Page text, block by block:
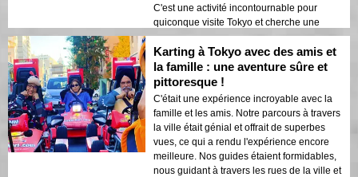
C'est une activité incontournable pour
quiconque visite Tokyo et cherche une
manière unique et excitante d'explorer la
ville. La combinaison de vues
époustouflantes, de karting palpitant et de
conseils d'experts a rendu cette expérience
inoubliable. Nous recommandons vivement
cette visite à quiconque recherche une
aventure unique et excitante à Tokyo.
Parcourir la baie de Tokyo à la tour de
Tokyo en kart.
Karting à Tokyo avec des amis et
la famille : une aventure sûre et
pittoresque !
C'était une expérience incroyable avec la
famille et les amis. Notre parcours à travers
la ville était génial et offrait de superbes
vues, ce qui a rendu l'expérience encore
meilleure. Nos guides étaient formidables,
nous guidant à travers les rues de la ville et